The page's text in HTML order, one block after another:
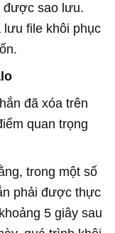
được sao lưu.
lưu file khôi phục
đã xóa trên
quan trọng
trong một số
phải được thực
5 giây sau